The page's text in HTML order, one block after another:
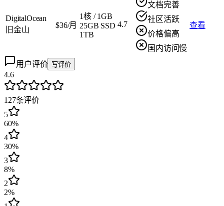
DigitalOcean
旧金山
$36/月
1核/1GB
25GB SSD
1TB
4.7
文档完善
社区活跃
价格偏高
国内访问慢
查看
用户评价 写评价
4.6
127条评价
5
60%
4
30%
3
8%
2
2%